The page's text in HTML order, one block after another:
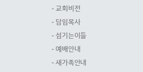
- 교회비전
- 담임목사
- 섬기는이들
- 예배안내
- 새가족안내